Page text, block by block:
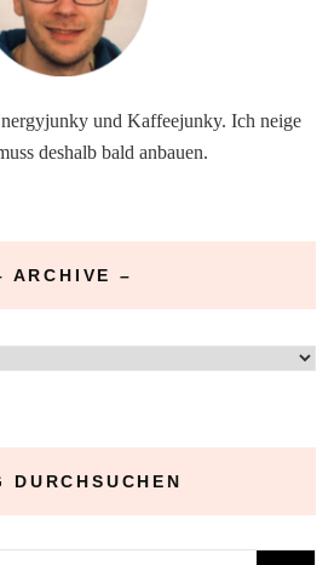
und Kaffeejunky. Ich neige
deshalb bald anbauen.
ARCHIVE –
DURCHSUCHEN